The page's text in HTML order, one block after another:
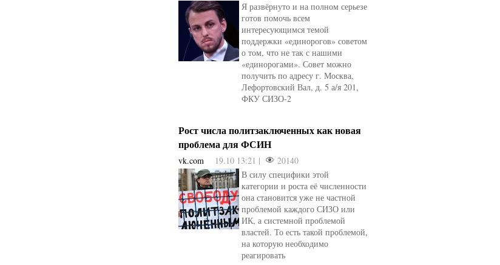
Я развёрнуто и на полном серьезе
готов помочь всем
интересующимся темой
поддержки «единорогов» советом
о том, что не так с нашими
«единорогами». Совет можно
получить по адресу г. Москва,
Лефортовский Вал, д. 5 а/я 201,
ФКУ СИЗО-2
Рост числа политзаключенных как новая
проблема для ФСИН
vk.com 19.10 13:21 |
20140
В силу специфики этой
категории и роста её численности
она становится уже не частной
проблемой каждого СИЗО или
ИК, а системной проблемой
властей. То есть такой проблемой,
на которую необходимо
реагировать